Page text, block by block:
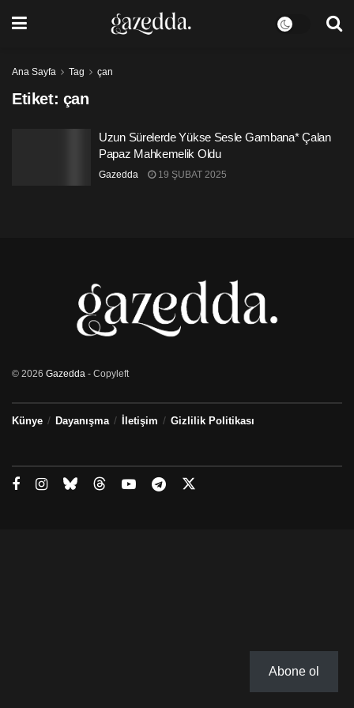
Ana Sayfa Tag çan
Etiket: çan
Uzun Sürelerde Yükse Sesle Gambana* Çalan
Papaz Mahkemelik Oldu
Gazedda 19 ŞUBAT 2025
© 2026 Gazedda - Copyleft
Künye Dayanışma İletişim Gizlilik Politikası
Abone ol